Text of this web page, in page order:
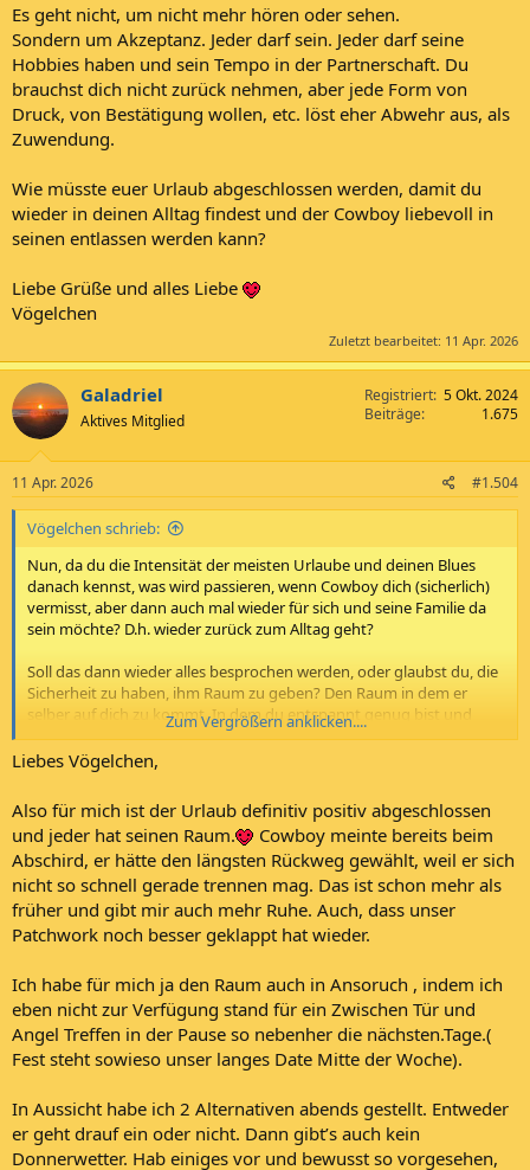
Es geht nicht, um nicht mehr hören oder sehen.
Sondern um Akzeptanz. Jeder darf sein. Jeder darf seine
Hobbies haben und sein Tempo in der Partnerschaft. Du
brauchst dich nicht zurück nehmen, aber jede Form von
Druck, von Bestätigung wollen, etc. löst eher Abwehr aus, als
Zuwendung.
Wie müsste euer Urlaub abgeschlossen werden, damit du
wieder in deinen Alltag findest und der Cowboy liebevoll in
seinen entlassen werden kann?
Liebe Grüße und alles Liebe
Vögelchen
Zuletzt bearbeitet: 11 Apr. 2026
Galadriel
Aktives Mitglied
Registriert 5 Okt. 2024
Beiträge
1.675
11 Apr. 2026 #1.504
Vögelchen schrieb:
Nun, da du die Intensität der meisten Urlaube und deinen Blues
danach kennst, was wird passieren, wenn Cowboy dich (sicherlich)
vermisst, aber dann auch mal wieder für sich und seine Familie da
sein möchte? D.h. wieder zurück zum Alltag geht?
Soll das dann wieder alles besprochen werden, oder glaubst du, die
Sicherheit zu haben, ihm Raum zu geben? Den Raum in dem er
selber auf dich zu kommt. In dem du entspannt genug bist und
vielleicht sogar die, die für sich Freiraum einfordert, weil sie mehr
über sich selbst nachdenkt, als über den Partner und so Druck raus
Zum Vergrößern anklicken....
Liebes Vögelchen,
Also für mich ist der Urlaub definitiv positiv abgeschlossen
und jeder hat seinen Raum.
Cowboy meinte bereits beim
Abschird, er hätte den längsten Rückweg gewählt, weil er sich
nicht so schnell gerade trennen mag. Das ist schon mehr als
früher und gibt mir auch mehr Ruhe. Auch, dass unser
Patchwork noch besser geklappt hat wieder.
Ich habe für mich ja den Raum auch in Ansoruch , indem ich
eben nicht zur Verfügung stand für ein Zwischen Tür und
Angel Treffen in der Pause so nebenher die nächsten.Tage.(
Fest steht sowieso unser langes Date Mitte der Woche).
In Aussicht habe ich 2 Alternativen abends gestellt. Entweder
er geht drauf ein oder nicht. Dann gibt’s auch kein
Donnerwetter. Hab einiges vor und bewusst so vorgesehen,